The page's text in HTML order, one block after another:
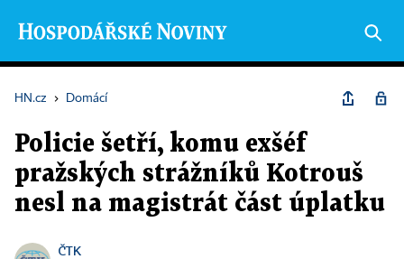
HN.cz › Domácí
Policie šetří, komu exšéf
pražských strážníků Kotrouš
nesl na magistrát část úplatku
ČTK